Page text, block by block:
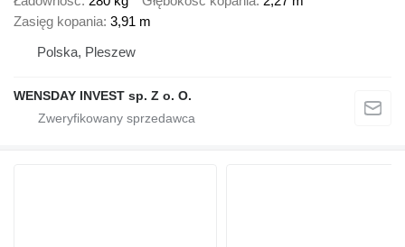
Zasięg kopania 3,91 m
Polska, Pleszew
WENSDAY INVEST sp. Z o. O.